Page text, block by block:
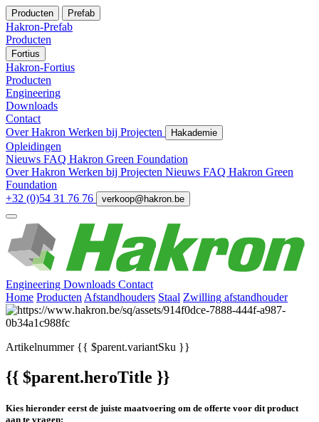
Producten Prefab
Hakron-Prefab
Producten
Fortius
Hakron-Fortius
Producten
Engineering
Downloads
Contact
Over Hakron Werken bij Projecten Hakademie
Opleidingen
Nieuws FAQ Hakron Green Foundation
Over Hakron Werken bij Projecten Nieuws FAQ Hakron Green
Foundation
+32 (0)54 31 76 76
verkoop@hakron.be
Engineering Downloads Contact
Home Producten Afstandhouders Staal Zwilling afstandhouder
Artikelnummer{{ $parent.variantSku }}
{{ $parent.heroTitle }}
Kies hieronder eerst de juiste maatvoering om de offerte voor dit product
aan te vragen: